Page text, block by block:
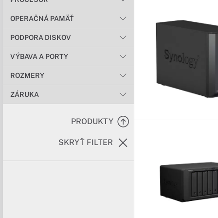
OPERAČNÁ PAMÄŤ
PODPORA DISKOV
VÝBAVA A PORTY
ROZMERY
ZÁRUKA
PRODUKTY
SKRYŤ FILTER